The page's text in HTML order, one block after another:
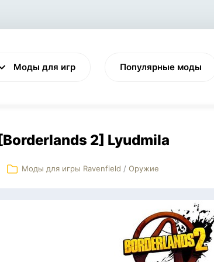
Моды для игр
VALHEIM CYBERPUNK 2077
Популярные моды
[Borderlands 2] Lyudmila
Моды для игры Ravenfield / Оружие